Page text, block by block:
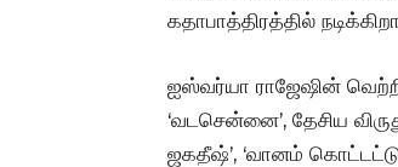
கதாபாத்திரத்தில்
ஐஸ்வர்யா ராஜேஷின் வெற்றி
‘வடசென்னை’, தேசிய
ஜகதீஷ்’, ‘வானம்